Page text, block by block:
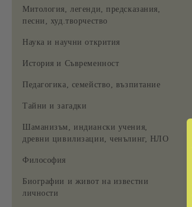
Митология, легенди, предсказания,
песни, худ.творчество
Наука и научни открития
История и Съвременност
Педагогика, семейство, възпитание
Тайни и загадки
Шаманизъм, индиански учения,
древни цивилизации, ченълинг, НЛО
Философия
Биографии и живот на известни
личности